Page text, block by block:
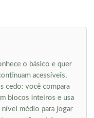
o básico e quer
acessíveis,
cedo: você compara
blocos inteiros e usa
médio para jogar